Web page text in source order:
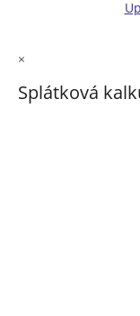
×
Splátková